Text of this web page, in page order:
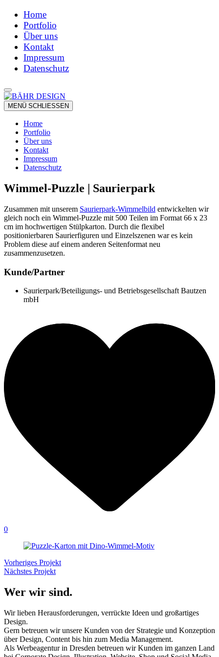
Home
Portfolio
Über uns
Kontakt
Impressum
Datenschutz
MENÜ SCHLIESSEN
Home
Portfolio
Über uns
Kontakt
Impressum
Datenschutz
Wimmel-Puzzle | Saurierpark
Zusammen mit unserem Saurierpark-Wimmelbild entwickelten wir
gleich noch ein Wimmel-Puzzle mit 500 Teilen im Format 66 x 23
cm im hochwertigen Stülpkarton. Durch die flexibel
positionierbaren Saurierfiguren und Einzelszenen war es kein
Problem diese auf einem anderen Seitenformat neu
zusammenzusetzen.
Kunde/Partner
Saurierpark/Beteiligungs- und Betriebsgesellschaft Bautzen
mbH
0
Vorheriges Projekt
Nächstes Projekt
Wer wir sind.
Wir lieben Herausforderungen, verrückte Ideen und großartiges
Design.
Gern betreuen wir unsere Kunden von der Strategie und Konzeption
über Design, Content bis hin zum Media Management.
Als Werbeagentur in Dresden betreuen wir Kunden im ganzen Land